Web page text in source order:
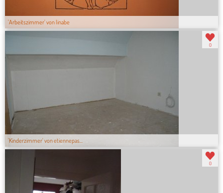
'Arbeitszimmer' von linabe
'Kinderzimmer' von etiennepas...
0
0